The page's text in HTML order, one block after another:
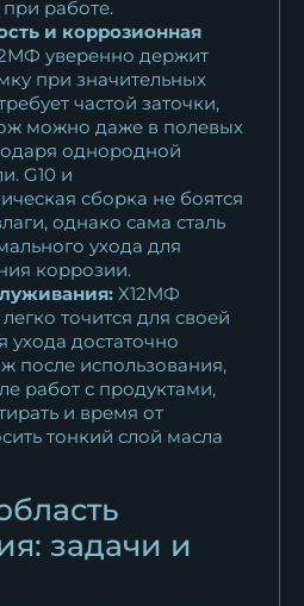
работе.
и коррозионная
уверенно держит
при значительных
частой заточки,
можно даже в полевых
однородной
G10 и
сборка не боятся
однако сама сталь
ухода для
коррозии.
Х12МФ
точится для своей
ухода достаточно
после использования,
работ с продуктами,
и время от
тонкий слой масла
задачи и